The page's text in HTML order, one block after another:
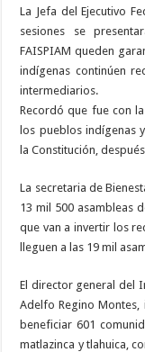
La Jefa del Ejecutivo
sesiones se
FAISPIAM queden
indígenas continúen
intermediarios.
Recordó que fue con
los pueblos indígenas
la Constitución,
La secretaria de
13 mil 500 asambleas
que van a invertir los
lleguen a las 19 mil
El director general del
Adelfo Regino
beneficiar 601
matlazinca y tlahuica,